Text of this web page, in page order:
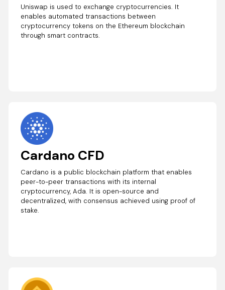
Uniswap is used to exchange cryptocurrencies. It
enables automated transactions between
cryptocurrency tokens on the Ethereum blockchain
through smart contracts.
Cardano CFD
Cardano is a public blockchain platform that enables
peer-to-peer transactions with its internal
cryptocurrency, Ada. It is open-source and
decentralized, with consensus achieved using proof of
stake.